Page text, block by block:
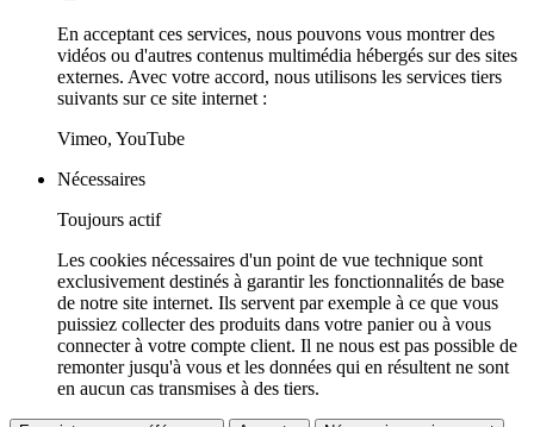
En acceptant ces services, nous pouvons vous montrer des
vidéos ou d'autres contenus multimédia hébergés sur des sites
externes. Avec votre accord, nous utilisons les services tiers
suivants sur ce site internet :
Vimeo, YouTube
Nécessaires
Toujours actif
Les cookies nécessaires d'un point de vue technique sont
exclusivement destinés à garantir les fonctionnalités de base
de notre site internet. Ils servent par exemple à ce que vous
puissiez collecter des produits dans votre panier ou à vous
connecter à votre compte client. Il ne nous est pas possible de
remonter jusqu'à vous et les données qui en résultent ne sont
en aucun cas transmises à des tiers.